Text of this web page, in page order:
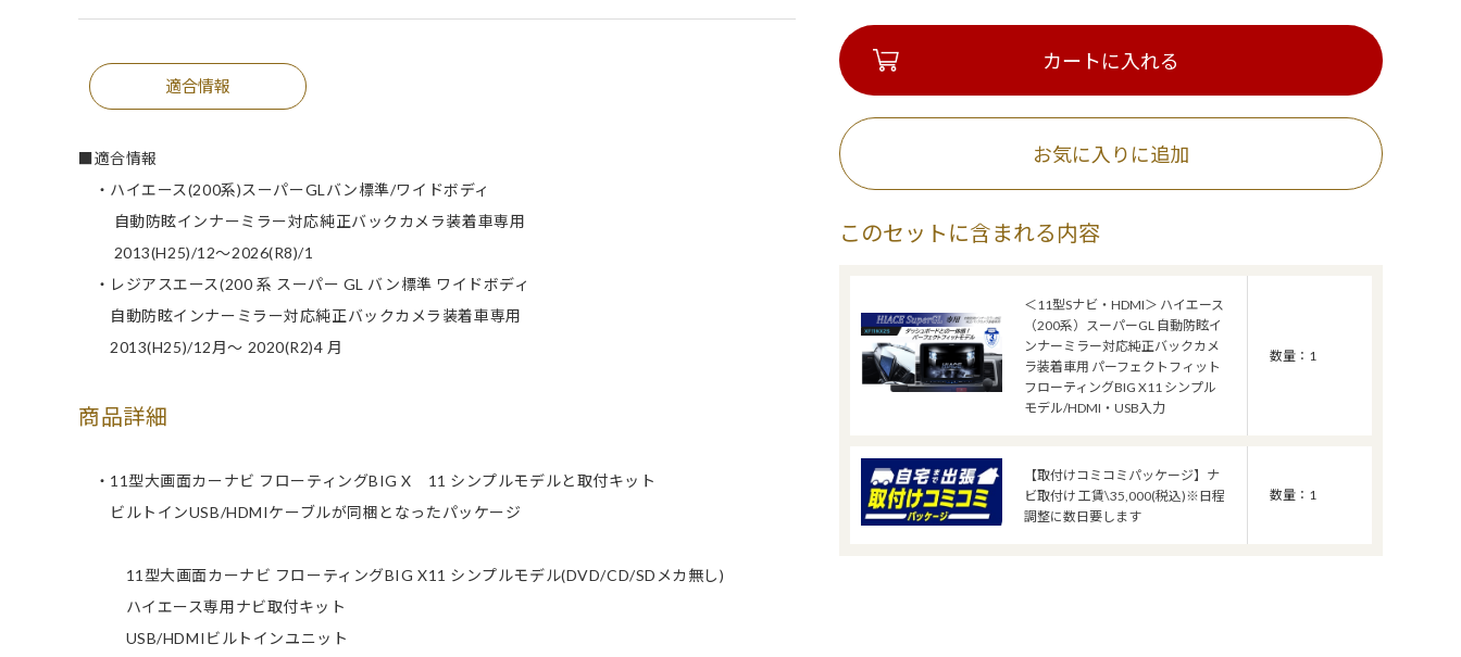
適合情報
■適合情報
・ハイエース(200系)スーパーGLバン標準/ワイドボディ
自動防眩インナーミラー対応純正バックカメラ装着車専用
2013(H25)/12～2026(R8)/1
・レジアスエース(200 系 スーパー GL バン標準 ワイドボディ
自動防眩インナーミラー対応純正バックカメラ装着車専用
2013(H25)/12月～ 2020(R2)4 月
商品詳細
・11型大画面カーナビ フローティングBIG X 11 シンプルモデルと取付キット
ビルトインUSB/HDMIケーブルが同梱となったパッケージ
11型大画面カーナビ フローティングBIG X11 シンプルモデル(DVD/CD/SDメカ無し)
ハイエース専用ナビ取付キット
USB/HDMIビルトインユニット
カートに入れる
このセットに含まれる内容
＜11型Sナビ・HDMI＞ ハイエース
（200系）スーパーGL 自動防眩イ
ンナーミラー対応純正バックカメ
ラ装着車用 パーフェクトフィット
フローティングBIG X11 シンプル
モデル/HDMI・USB入力
数量：1
【取付けコミコミパッケージ】ナ
ビ取付け 工賃\35,000(税込)※日程
調整に数日要します
数量：1
お気に入りに追加